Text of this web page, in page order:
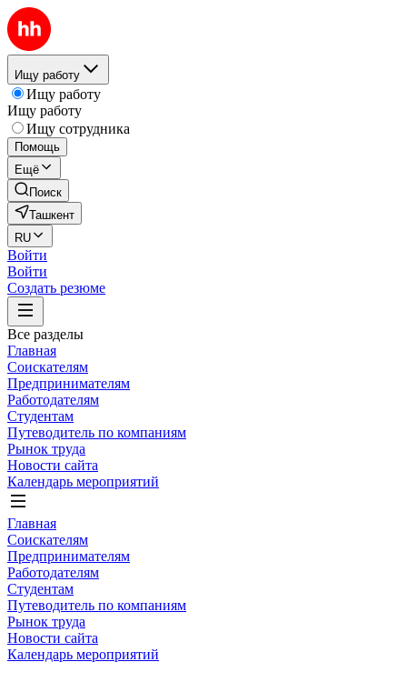
Ищу работу
Ищу работу
Ищу работу
Ищу сотрудника
Помощь
Ещё
Поиск
Ташкент
RU
Войти
Войти
Создать резюме
Все разделы
Главная
Соискателям
Предпринимателям
Работодателям
Студентам
Путеводитель по компаниям
Рынок труда
Новости сайта
Календарь мероприятий
Главная
Соискателям
Предпринимателям
Работодателям
Студентам
Путеводитель по компаниям
Рынок труда
Новости сайта
Календарь мероприятий